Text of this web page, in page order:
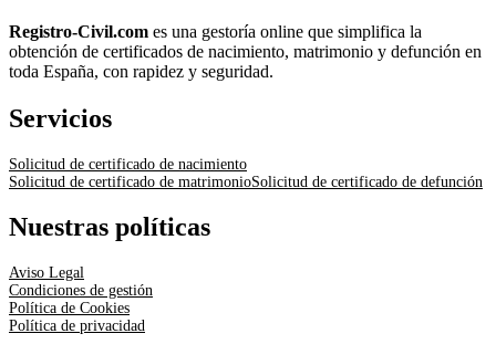
Registro-Civil.com es una gestoría online que simplifica la
obtención de certificados de nacimiento, matrimonio y defunción en
toda España, con rapidez y seguridad.
Servicios
Solicitud de certificado de nacimiento
Solicitud de certificado de matrimonioSolicitud de certificado de defunción
Nuestras políticas
Aviso Legal
Condiciones de gestión
Política de Cookies
Política de privacidad